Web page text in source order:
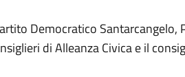
Democratico Santarcangelo,
di Alleanza Civica e il